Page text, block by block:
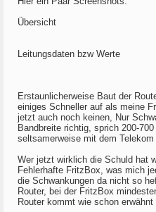
Übersicht
Leitungsdaten bzw Werte
Erstaunlicherweise Baut der
einiges Schneller auf als meine
jetzt auch noch keinen, Nur
Bandbreite richtig, sprich 200-
seltsamerweise mit dem
Wer jetzt wirklich die Schuld hat
Fehlerhafte FritzBox, was mich
die Schwankungen da nicht so
Router, bei der FritzBox
Router kommt wie schon